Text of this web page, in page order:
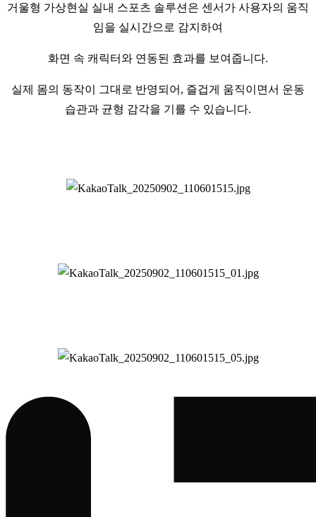
거울형 가상현실 실내 스포츠 솔루션은 센서가 사용자의 움직
임을 실시간으로 감지하여
화면 속 캐릭터와 연동된 효과를 보여줍니다.
실제 몸의 동작이 그대로 반영되어, 즐겁게 움직이면서 운동
습관과 균형 감각을 기를 수 있습니다.